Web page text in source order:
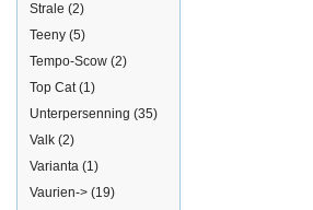
Strale (2)
Teeny (5)
Tempo-Scow (2)
Top Cat(1)
Unterpersenning (35)
Valk (2)
Varianta (1)
Vaurien-> (19)